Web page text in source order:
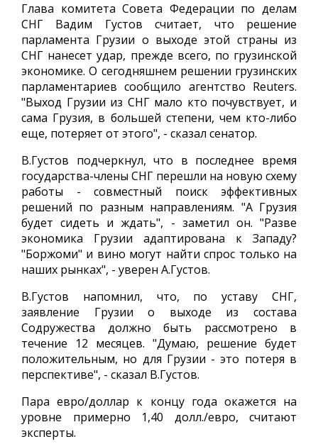
Глава комитета Совета Федерации по делам
СНГ Вадим Густов считает, что решение
парламента Грузии о выходе этой страны из
СНГ нанесет удар, прежде всего, по грузинской
экономике. О сегодняшнем решении грузинских
парламентариев сообщило агентство Reuters.
"Выход Грузии из СНГ мало кто почувствует, и
сама Грузия, в большей степени, чем кто-либо
еще, потеряет от этого", - сказал сенатор.
В.Густов подчеркнул, что в последнее время
государства-члены СНГ перешли на новую схему
работы - совместный поиск эффективных
решений по разным направлениям. "А Грузия
будет сидеть и ждать", - заметил он. "Разве
экономика Грузии адаптирована к Западу?
"Боржоми" и вино могут найти спрос только на
наших рынках", - уверен А.Густов.
В.Густов напомнил, что, по уставу СНГ,
заявление Грузии о выходе из состава
Содружества должно быть рассмотрено в
течение 12 месяцев. "Думаю, решение будет
положительным, но для Грузии - это потеря в
перспективе", - сказал В.Густов.
Пара евро/доллар к концу года окажется на
уровне примерно 1,40 долл./евро, считают
эксперты.